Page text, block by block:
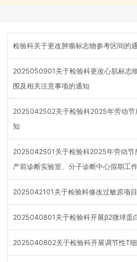
检验科关于更改肿瘤标志物参考区间的
2025050901关于检验科更改心肌标志
围及相关注意事项的通知
2025042502关于检验科2025年劳动节
知
2025042501关于检验科2025年劳动节
产前诊断实验室、分子诊断中心假期工
2025042101关于检验科修改过敏原项
2025040801关于检验科开展β2微球蛋
2025040802关于检验科开展调节性T